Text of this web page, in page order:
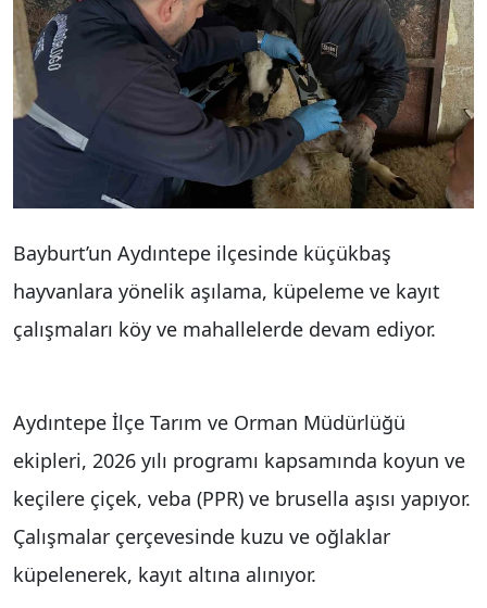
Bayburt’un Aydıntepe ilçesinde küçükbaş
hayvanlara yönelik aşılama, küpeleme ve kayıt
çalışmaları köy ve mahallelerde devam ediyor.
Aydıntepe İlçe Tarım ve Orman Müdürlüğü
ekipleri, 2026 yılı programı kapsamında koyun ve
keçilere çiçek, veba (PPR) ve brusella aşısı yapıyor.
Çalışmalar çerçevesinde kuzu ve oğlaklar
küpelenerek, kayıt altına alınıyor.